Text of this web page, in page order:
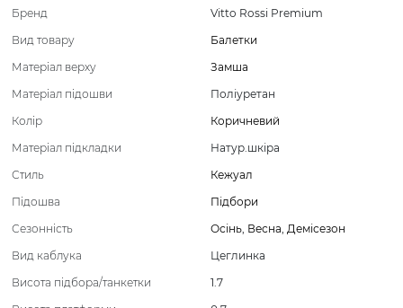
Бренд
Vitto Rossi Premium
Вид товару
Балетки
Матеріал верху
Замша
Матеріал підошви
Поліуретан
Колір
Коричневий
Матеріал підкладки
Натур.шкіра
Стиль
Кежуал
Підошва
Підбори
Сезонність
Осінь, Весна, Демісезон
Вид каблука
Цеглинка
Висота підбора/танкетки
1.7